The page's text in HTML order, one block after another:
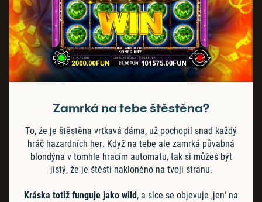
Zamrká na tebe štěstěna?
To, že je štěstěna vrtkavá dáma, už pochopil snad každý
hráč hazardních her. Když na tebe ale zamrká půvabná
blondýna v tomhle hracím automatu, tak si můžeš být
jistý, že je štěstí nakloněno na tvoji stranu.
Kráska totiž funguje jako wild, a sice se objevuje ‚jen‘ na